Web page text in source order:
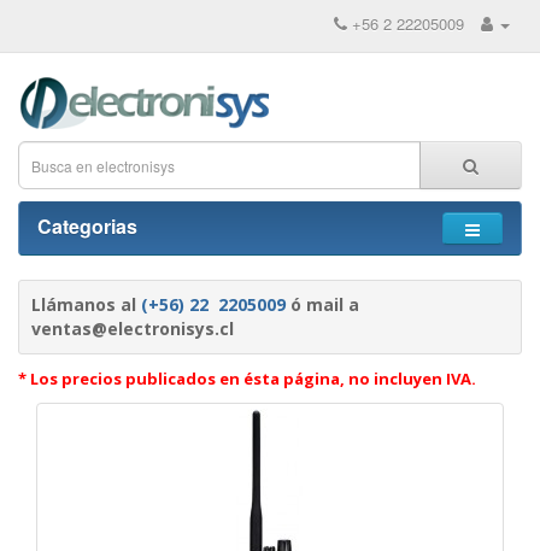
+56 2 22205009
Categorias
Llámanos al (+56) 22 2205009 ó mail a
ventas@electronisys.cl
* Los precios publicados en ésta página, no incluyen IVA.